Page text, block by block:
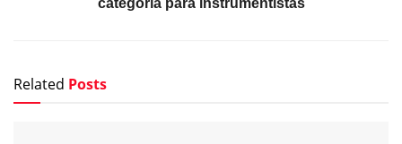
categoría para instrumentistas
Related Posts